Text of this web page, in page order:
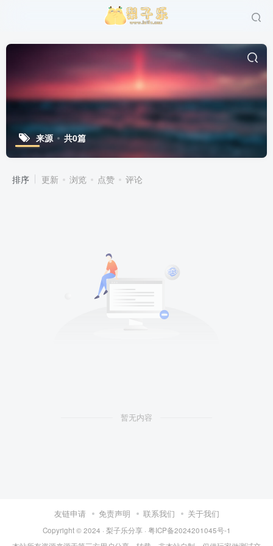
来源 共0篇
排序 更新 浏览 点赞 评论
暂无内容
友链申请 免责声明 联系我们 关于我们
Copyright © 2024 · 梨子乐分享· 粤ICP备2024201045号-1